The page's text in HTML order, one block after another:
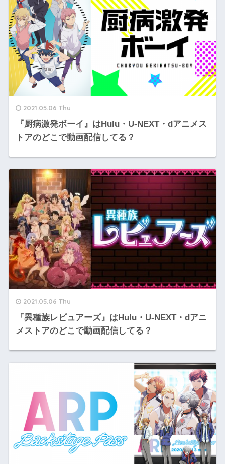
2021.05.06 Thu
『厨病激発ボーイ』はHulu・U-NEXT・dアニメス
トアのどこで動画配信してる？
2021.05.06 Thu
『異種族レビュアーズ』はHulu・U-NEXT・dアニ
メストアのどこで動画配信してる？